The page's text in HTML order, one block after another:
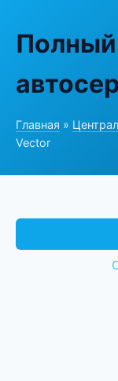
Полный
Главная »
Vector